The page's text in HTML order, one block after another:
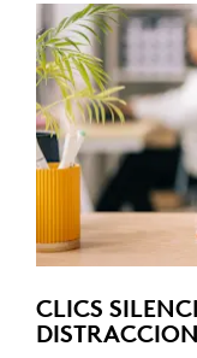
CLICS